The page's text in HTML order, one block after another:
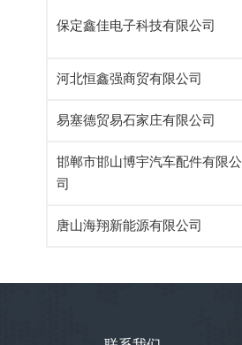
保定鑫佳电子科技有限公司
河北恒鑫强商贸有限公司
易塞德贸易石家庄有限公司
邯郸市邯山博宇汽车配件有限公
司
唐山海翔新能源有限公司